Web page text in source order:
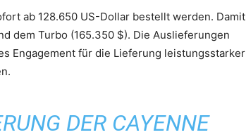
ab 128.650 US-Dollar bestellt werden. Damit
dem Turbo (165.350 $). Die Auslieferungen
Engagement für die Lieferung leistungsstarker
DER CAYENNE